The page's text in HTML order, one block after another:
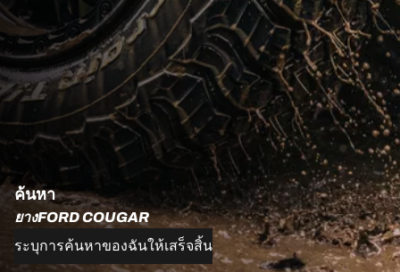
ค้นหา
ยางFORD COUGAR
ระบุการค้นหาของฉันให้เสร็จสิ้น